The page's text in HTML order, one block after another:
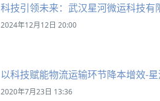
科技引领未来：武汉星河微运科技有
2024年12月12日 20:00
以科技赋能物流运输环节降本增效-
2020年7月23日 13:36